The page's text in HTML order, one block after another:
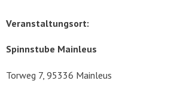
Veranstaltungsort:
Spinnstube Mainleus
Torweg 7, 95336 Mainleus